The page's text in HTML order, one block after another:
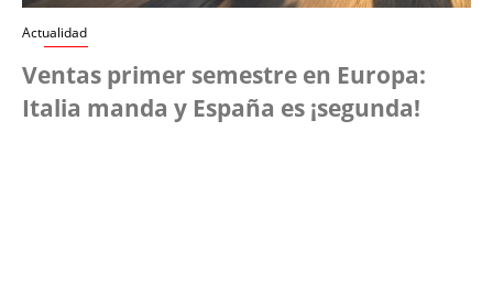
Actualidad
Ventas primer semestre en Europa:
Italia manda y España es ¡segunda!